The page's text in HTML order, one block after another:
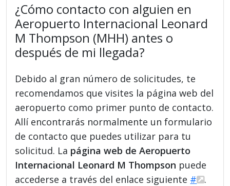
¿Cómo contacto con alguien en
Aeropuerto Internacional Leonard
M Thompson (MHH) antes o
después de mi llegada?
Debido al gran número de solicitudes, te
recomendamos que visites la página web del
aeropuerto como primer punto de contacto.
Allí encontrarás normalmente un formulario
de contacto que puedes utilizar para tu
solicitud. La página web de Aeropuerto
Internacional Leonard M Thompson puede
accederse a través del enlace siguiente #
.